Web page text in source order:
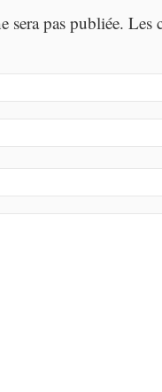
sera pas publiée.